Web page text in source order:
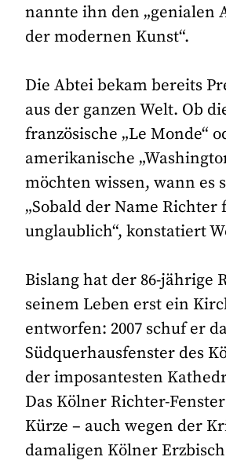
nannte ihn den „genialen
der modernen Kunst“.
Die Abtei bekam bereits
aus der ganzen Welt. Ob
französische „Le Monde“
amerikanische
möchten wissen, wann es
„Sobald der Name Richter
unglaublich“, konstatiert
Bislang hat der 86-jährige
seinem Leben erst ein
entworfen: 2007 schuf er
Südquerhausfenster des
der imposantesten
Das Kölner Richter-
Kürze – auch wegen der
damaligen Kölner